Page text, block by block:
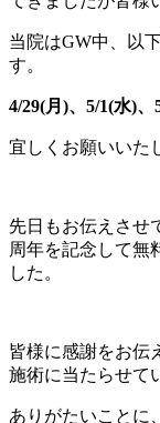
当院はGW中、以
す。
4/29(月)、5/1(水)、
宜しくお願いいた
先日もお伝えさせ
周年を記念して無
した。
皆様に感謝をお伝
施術に当たらせて
ありがたいことに